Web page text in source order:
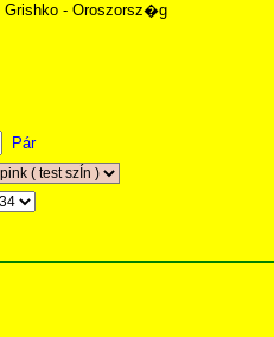
Grishko - Oroszorsz�g
Pár